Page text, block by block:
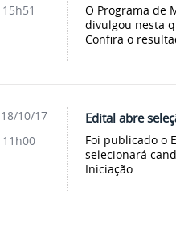
O Programa de
divulgou nesta
Confira o
15h51
Edital abre
Foi publicado o
selecionará
Iniciação...
18/10/17
11h00